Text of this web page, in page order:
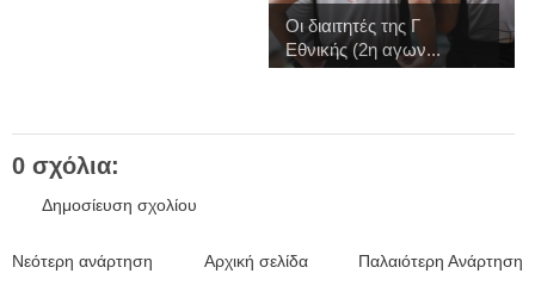
Οι διαιτητές της Γ
Εθνικής (2η αγων...
0 σχόλια:
Δημοσίευση σχολίου
Νεότερη ανάρτηση Παλαιότερη Ανάρτηση
Αρχική σελίδα